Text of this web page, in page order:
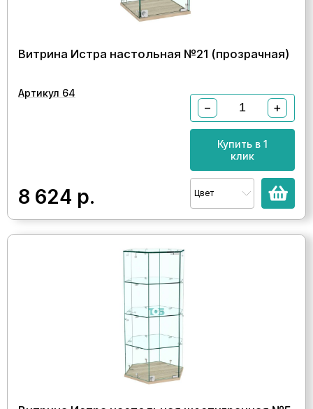
Витрина Истра настольная №21 (прозрачная)
Артикул 64
8 624 р.
− +
Купить в 1
клик
Цвет